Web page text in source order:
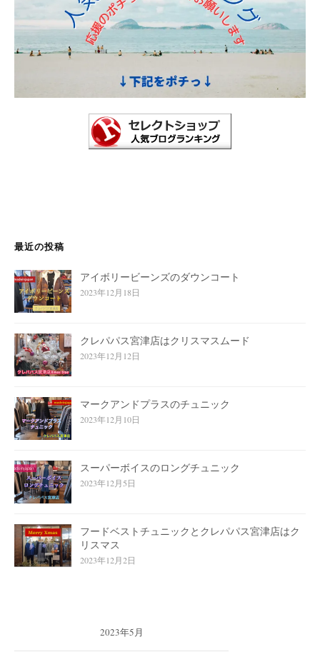
最近の投稿
アイボリービーンズのダウンコート
2023年12月18日
クレパパス宮津店はクリスマスムード
2023年12月12日
マークアンドプラスのチュニック
2023年12月10日
スーパーボイスのロングチュニック
2023年12月5日
フードベストチュニックとクレパパス宮津店はク
リスマス
2023年12月2日
2023年5月